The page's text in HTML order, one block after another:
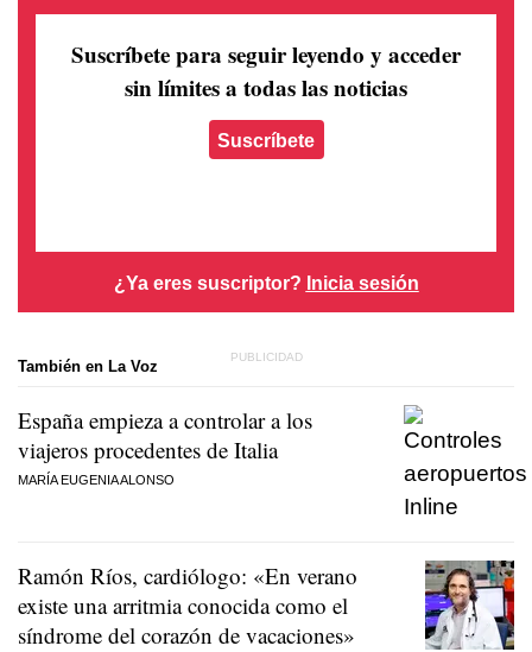
Suscríbete para seguir leyendo y acceder
sin límites a todas las noticias
Suscríbete
¿Ya eres suscriptor? Inicia sesión
También en La Voz
España empieza a controlar a los
viajeros procedentes de Italia
MARÍA EUGENIA ALONSO
Ramón Ríos, cardiólogo: «En verano
existe una arritmia conocida como el
síndrome del corazón de vacaciones»